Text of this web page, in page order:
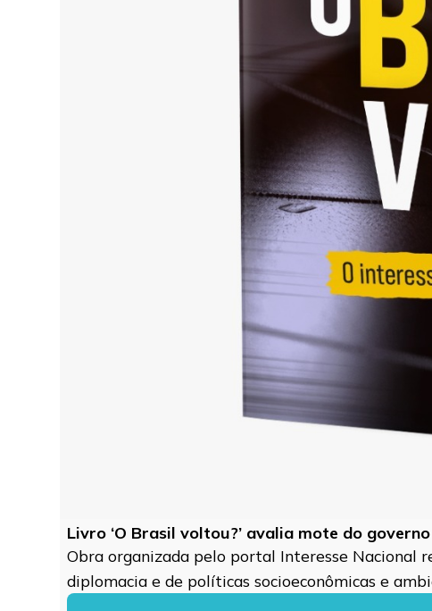
Livro ‘O Brasil voltou?’ avalia mote do
Obra organizada pelo portal Interesse Nacional
diplomacia e de políticas socioeconômicas e